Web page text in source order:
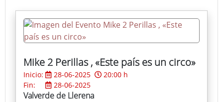
Mike 2 Perillas , «Este país es un circo»
Inicio: 28-06-2025
20:00 h
Fin:
28-06-2025
Valverde de Llerena